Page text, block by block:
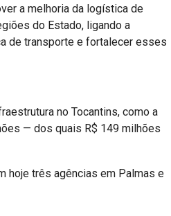
a melhoria da logística de
do Estado, ligando a
de transporte e fortalecer esses
no Tocantins, como a
— dos quais R$ 149 milhões
hoje três agências em Palmas e